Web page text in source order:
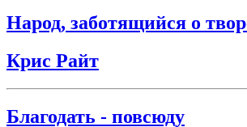
Народ, заботящийся о
Крис Райт
Благодать - повсюду